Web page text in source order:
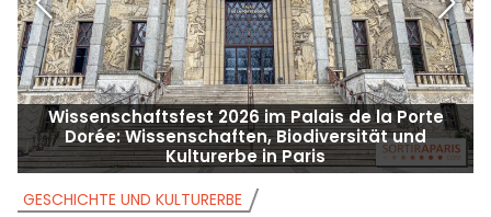
Wissenschaftsfest 2026 im Palais de la Porte
Dorée: Wissenschaften, Biodiversität und
Kulturerbe in Paris
GESCHICHTE UND KULTURERBE